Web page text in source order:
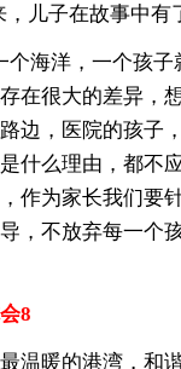
儿子在故事中有
海洋，一个孩子
在很大的差异，
边，医院的孩子
什么理由，都不
作为家长我们要
，不放弃每一个
8
暖的港湾，和谐